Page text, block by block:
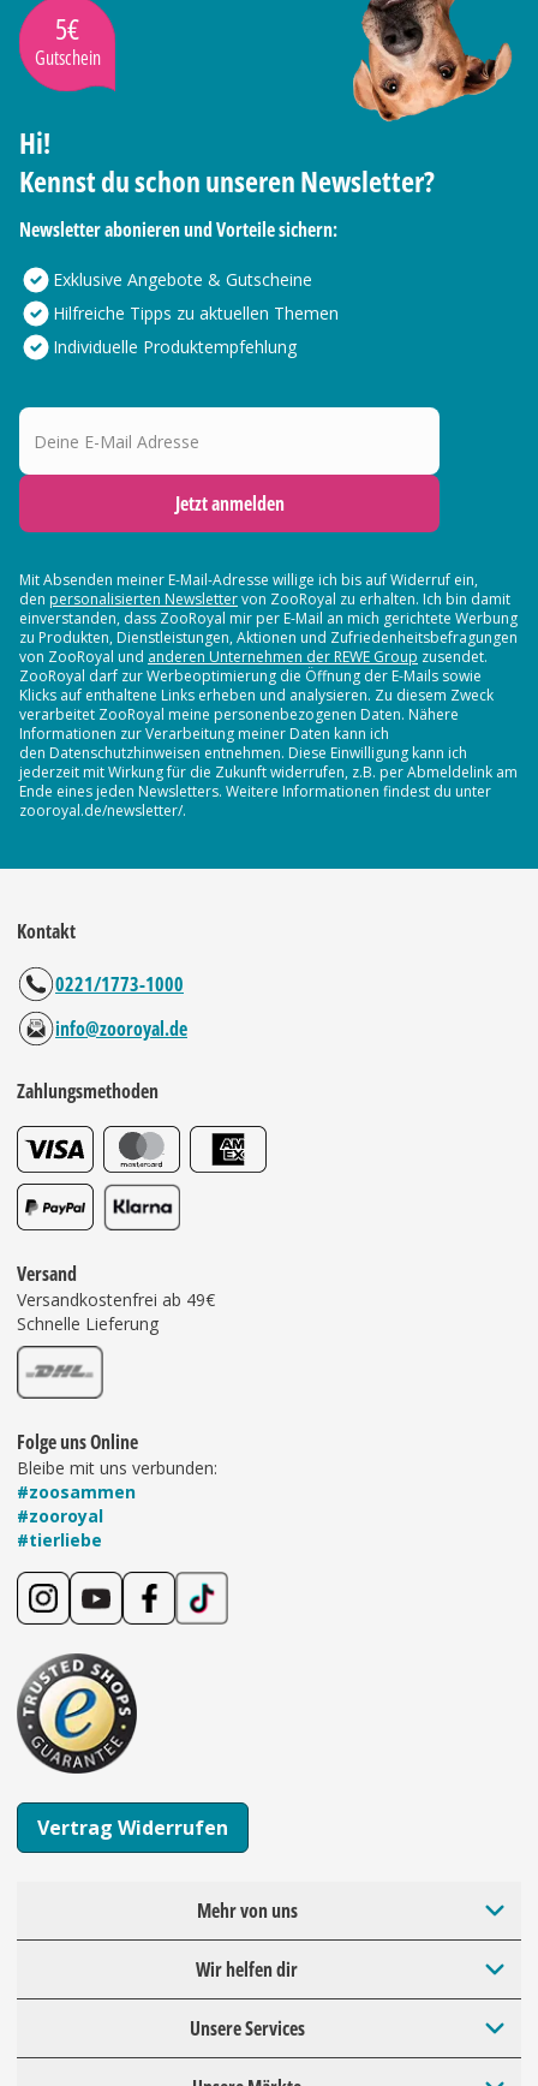
5€
Gutschein
Hi!
Kennst du schon unseren Newsletter?
Newsletter abonieren und Vorteile sichern:
Exklusive Angebote & Gutscheine
Hilfreiche Tipps zu aktuellen Themen
Individuelle Produktempfehlung
Deine E-Mail Adresse
Jetzt anmelden
Mit Absenden meiner E-Mail-Adresse willige ich bis auf Widerruf ein,
den personalisierten Newslettervon ZooRoyal zu erhalten. Ich bin damit
einverstanden, dass ZooRoyal mir per E-Mail an mich gerichtete Werbung
zu Produkten, Dienstleistungen, Aktionen und Zufriedenheitsbefragungen
von ZooRoyal und anderen Unternehmen der REWE Group zusendet.
ZooRoyal darf zur Werbeoptimierung die Öffnung der E-Mails sowie
Klicks auf enthaltene Links erheben und analysieren. Zu diesem Zweck
verarbeitet ZooRoyal meine personenbezogenen Daten. Nähere
Informationen zur Verarbeitung meiner Daten kann ich
den Datenschutzhinweisen entnehmen. Diese Einwilligung kann ich
jederzeit mit Wirkung für die Zukunft widerrufen, z.B. per Abmeldelink am
Ende eines jeden Newsletters. Weitere Informationen findest du unter
zooroyal.de/newsletter/.
Kontakt
0221/1773-1000
info@zooroyal.de
Zahlungsmethoden
Versand
Versandkostenfrei ab 49€
Schnelle Lieferung
Folge uns Online
Bleibe mit uns verbunden:
#zoosammen
#zooroyal
#tierliebe
Vertrag Widerrufen
Mehr von uns
Wir helfen dir
Unsere Services